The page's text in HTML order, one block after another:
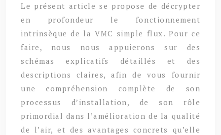
Le présent article se propose de décrypter
en profondeur le fonctionnement
intrinsèque de la VMC simple flux. Pour ce
faire, nous nous appuierons sur des
schémas explicatifs détaillés et des
descriptions claires, afin de vous fournir
une compréhension complète de son
processus d’installation, de son rôle
primordial dans l’amélioration de la qualité
de l’air, et des avantages concrets qu’elle